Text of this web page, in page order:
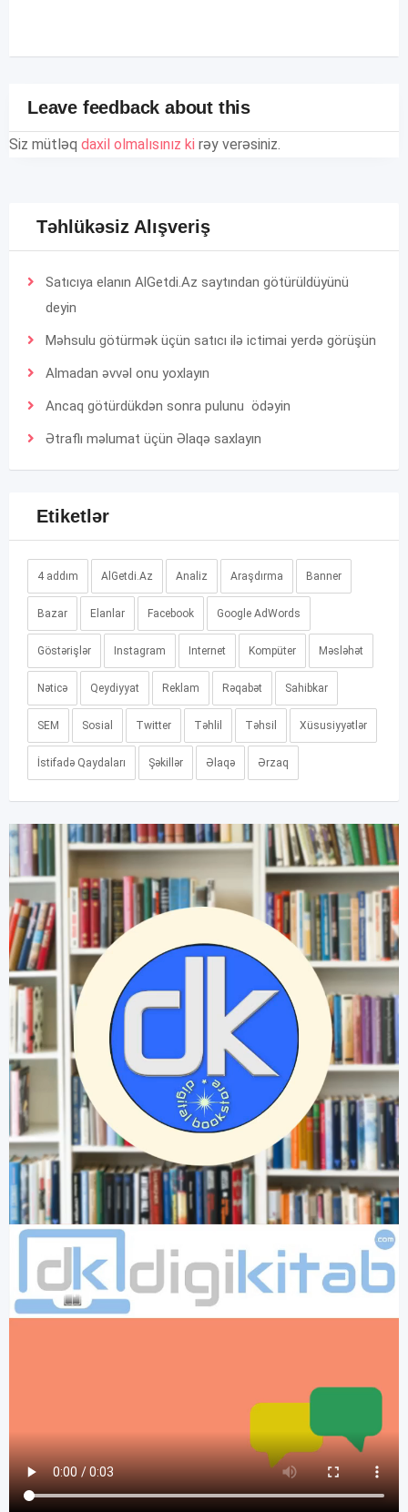
Leave feedback about this
Siz mütləq daxil olmalısınız ki rəy verəsiniz.
Təhlükəsiz Alışveriş
Satıcıya elanın AlGetdi.Az saytından götürüldüyünü
deyin
Məhsulu götürmək üçün satıcı ilə ictimai yerdə görüşün
Almadan əvvəl onu yoxlayın
Ancaq götürdükdən sonra pulunu ödəyin
Ətraflı məlumat üçün Əlaqə saxlayın
Etiketlər
4 addım AlGetdi.Az Analiz Araşdırma Banner
Bazar Elanlar Facebook Google AdWords
Göstərişlər Instagram Internet Kompüter Məsləhət
Nəticə Qeydiyyat Reklam Rəqabət Sahibkar
SEM Sosial Twitter Təhlil Təhsil Xüsusiyyətlər
İstifadə Qaydaları Şəkillər Əlaqə Ərzaq